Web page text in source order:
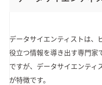
データサイエンティストは、
役立つ情報を導き出す専門家
ですが、データサイエンティ
が特徴です。